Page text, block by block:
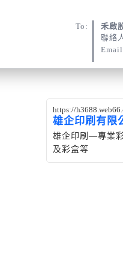
To:
禾啟
聯絡
https://
雄企印刷有限
雄企印刷—專業
及彩盒等